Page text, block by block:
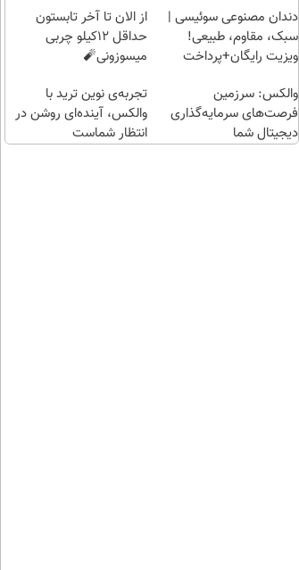
راحت)
بی‌بهره
دندان مصنوعی سوئیسی |
سبک، مقاوم، طبیعی!
ویزیت رایگان+پرداخت
از الان تا آخر تابستون
حداقل 12کیلو چربی
میسوزونی🧨
والکس: سرزمین
فرصت‌های سرمایه‌گذاری
دیجیتال شما
تجربه‌ی نوین ترید با
والکس، آینده‌ای روشن در
انتظار شماست